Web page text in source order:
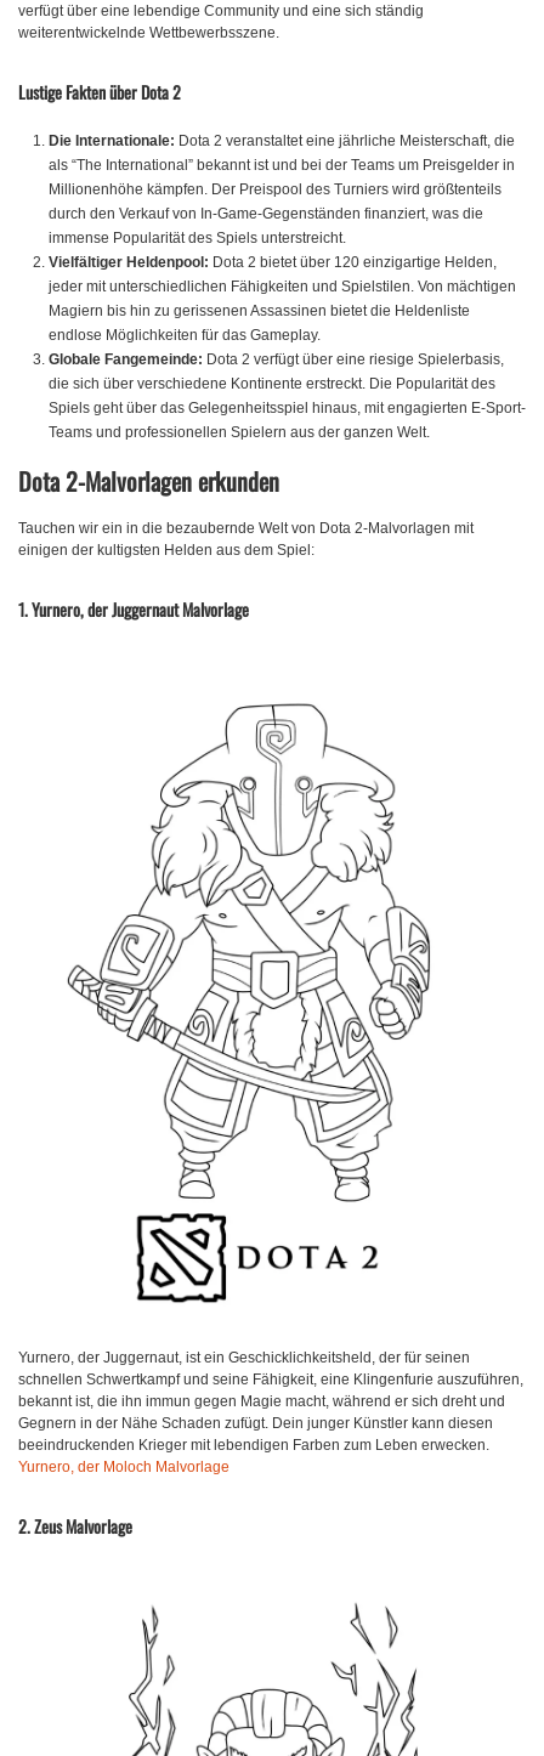
verfügt über eine lebendige Community und eine sich ständig
weiterentwickelnde Wettbewerbsszene.
Lustige Fakten über Dota 2
Die Internationale: Dota 2 veranstaltet eine jährliche Meisterschaft, die
als “The International” bekannt ist und bei der Teams um Preisgelder in
Millionenhöhe kämpfen. Der Preispool des Turniers wird größtenteils
durch den Verkauf von In-Game-Gegenständen finanziert, was die
immense Popularität des Spiels unterstreicht.
Vielfältiger Heldenpool: Dota 2 bietet über 120 einzigartige Helden,
jeder mit unterschiedlichen Fähigkeiten und Spielstilen. Von mächtigen
Magiern bis hin zu gerissenen Assassinen bietet die Heldenliste
endlose Möglichkeiten für das Gameplay.
Globale Fangemeinde: Dota 2 verfügt über eine riesige Spielerbasis,
die sich über verschiedene Kontinente erstreckt. Die Popularität des
Spiels geht über das Gelegenheitsspiel hinaus, mit engagierten E-Sport-
Teams und professionellen Spielern aus der ganzen Welt.
Dota 2-Malvorlagen erkunden
Tauchen wir ein in die bezaubernde Welt von Dota 2-Malvorlagen mit
einigen der kultigsten Helden aus dem Spiel:
1. Yurnero, der Juggernaut Malvorlage
Yurnero, der Juggernaut, ist ein Geschicklichkeitsheld, der für seinen
schnellen Schwertkampf und seine Fähigkeit, eine Klingenfurie auszuführen,
bekannt ist, die ihn immun gegen Magie macht, während er sich dreht und
Gegnern in der Nähe Schaden zufügt. Dein junger Künstler kann diesen
beeindruckenden Krieger mit lebendigen Farben zum Leben erwecken.
Yurnero, der Moloch Malvorlage
2. Zeus Malvorlage